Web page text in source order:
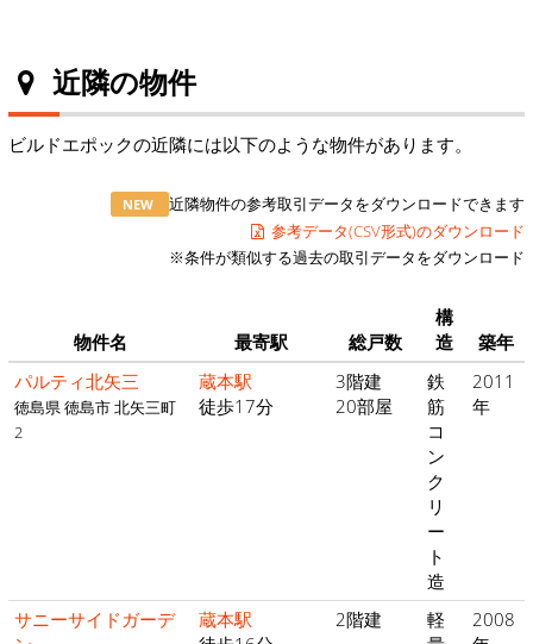
近隣の物件
ビルドエポックの近隣には以下のような物件があります。
NEW
近隣物件の参考取引データをダウンロードできます
参考データ(CSV形式)のダウンロード
※条件が類似する過去の取引データをダウンロード
物件名 最寄駅 総戸数
構
造
築年
パルティ北矢三
徳島県 徳島市 北矢三町
2
蔵本駅
徒歩17分
3階建
20部屋
鉄
筋
コ
ン
ク
リ
ー
ト
造
2011
年
サニーサイドガーデ
蔵本駅
2階建
軽
2008